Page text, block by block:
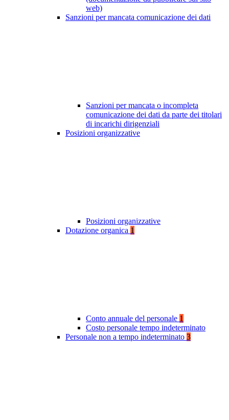
web)
Sanzioni per mancata comunicazione dei dati
Sanzioni per mancata o incompleta
comunicazione dei dati da parte dei titolari
di incarichi dirigenziali
Posizioni organizzative
Posizioni organizzative
Dotazione organica 1
Conto annuale del personale 1
Costo personale tempo indeterminato
Personale non a tempo indeterminato 3